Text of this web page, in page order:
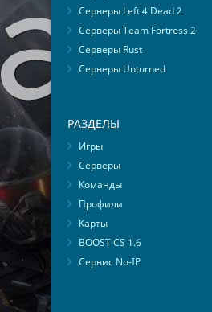
Серверы Left 4 Dead 2
Серверы Team Fortress 2
Серверы Rust
Серверы Unturned
РАЗДЕЛЫ
Игры
Серверы
Команды
Профили
Карты
BOOST CS 1.6
Сервис No-IP